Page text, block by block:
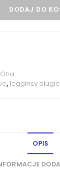
DODAJ DO
Ona
, legginsy długie
OPIS